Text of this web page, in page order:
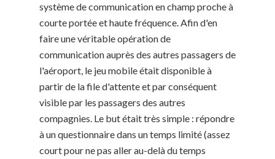
système de communication en champ proche à
courte portée et haute fréquence. Afin d'en
faire une véritable opération de
communication auprès des autres passagers de
l'aéroport, le jeu mobile était disponible à
partir de la file d'attente et par conséquent
visible par les passagers des autres
compagnies. Le but était très simple : répondre
à un questionnaire dans un temps limité (assez
court pour ne pas aller au-delà du temps